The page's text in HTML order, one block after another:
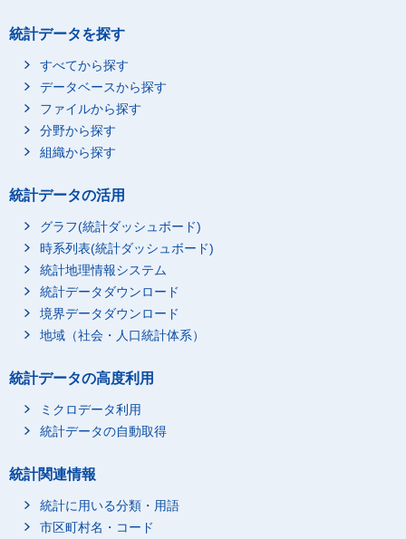
統計データを探す
すべてから探す
データベースから探す
ファイルから探す
分野から探す
組織から探す
統計データの活用
グラフ(統計ダッシュボード)
時系列表(統計ダッシュボード)
統計地理情報システム
統計データダウンロード
境界データダウンロード
地域（社会・人口統計体系）
統計データの高度利用
ミクロデータ利用
統計データの自動取得
統計関連情報
統計に用いる分類・用語
市区町村名・コード